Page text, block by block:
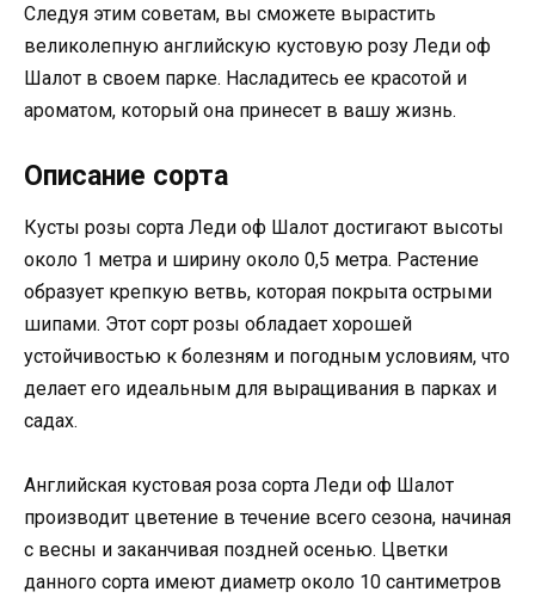
Следуя этим советам, вы сможете вырастить
великолепную английскую кустовую розу Леди оф
Шалот в своем парке. Насладитесь ее красотой и
ароматом, который она принесет в вашу жизнь.
Описание сорта
Кусты розы сорта Леди оф Шалот достигают высоты
около 1 метра и ширину около 0,5 метра. Растение
образует крепкую ветвь, которая покрыта острыми
шипами. Этот сорт розы обладает хорошей
устойчивостью к болезням и погодным условиям, что
делает его идеальным для выращивания в парках и
садах.
Английская кустовая роза сорта Леди оф Шалот
производит цветение в течение всего сезона, начиная
с весны и заканчивая поздней осенью. Цветки
данного сорта имеют диаметр около 10 сантиметров